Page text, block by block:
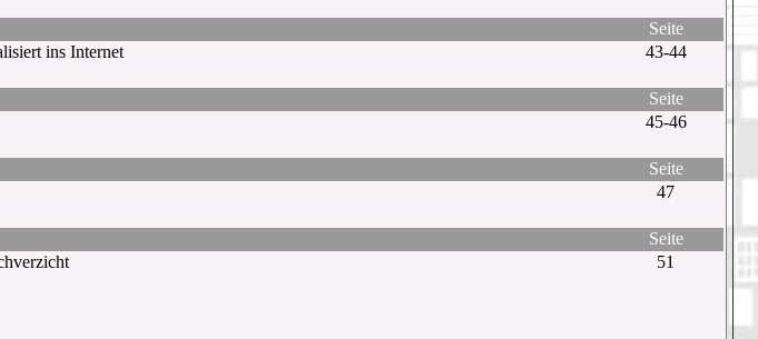
Seite
ins Internet
43-44
Seite
45-46
Seite
47
Seite
51